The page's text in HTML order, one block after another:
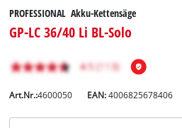
PROFESSIONAL Akku-Kettensäge
GP-LC 36/40 Li BL-Solo
Art.Nr.:4600050 EAN:4006825678406